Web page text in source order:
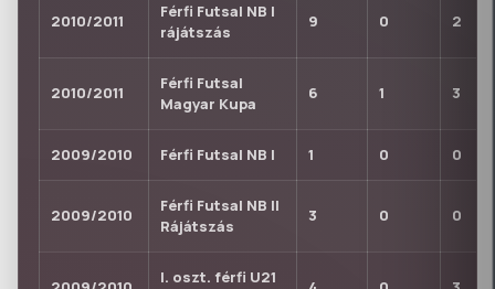
2010/2011
Férfi Futsal NB I
rájátszás
9 0 2
2010/2011
Férfi Futsal
Magyar Kupa
6 1 3
2009/2010 Férfi Futsal NB I 1 0 0
2009/2010
Férfi Futsal NB II
Rájátszás
3 0 0
I. oszt. férfi U21